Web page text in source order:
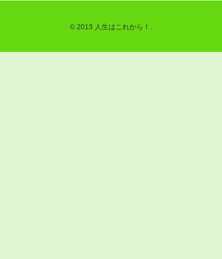
© 2013 人生はこれから！.